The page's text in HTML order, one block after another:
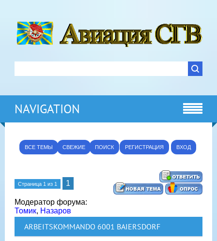
NAVIGATION
ВСЕ ТЕМЫ СВЕЖИЕ ПОИСК РЕГИСТРАЦИЯ ВХОД
Страница 1 из 1 1
Модератор форума:
Томик, Назаров
ARBEITSKOMMANDO 6001 BAIERSDORF